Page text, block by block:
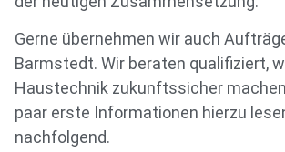
Gerne übernehmen wir auch
Barmstedt. Wir beraten qualifiziert,
Haustechnik zukunftssicher
paar erste Informationen hierzu
nachfolgend.